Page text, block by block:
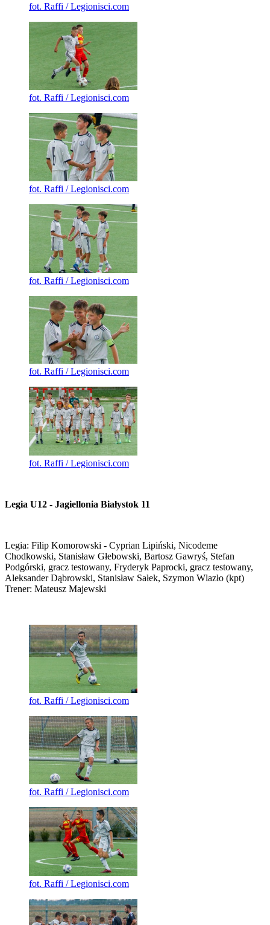
fot. Raffi / Legionisci.com
fot. Raffi / Legionisci.com
fot. Raffi / Legionisci.com
fot. Raffi / Legionisci.com
fot. Raffi / Legionisci.com
fot. Raffi / Legionisci.com
Legia U12 - Jagiellonia Białystok 11
Legia: Filip Komorowski - Cyprian Lipiński, Nicodeme
Chodkowski, Stanisław Głebowski, Bartosz Gawryś, Stefan
Podgórski, gracz testowany, Fryderyk Paprocki, gracz testowany,
Aleksander Dąbrowski, Stanisław Sałek, Szymon Wlazło (kpt)
Trener: Mateusz Majewski
fot. Raffi / Legionisci.com
fot. Raffi / Legionisci.com
fot. Raffi / Legionisci.com